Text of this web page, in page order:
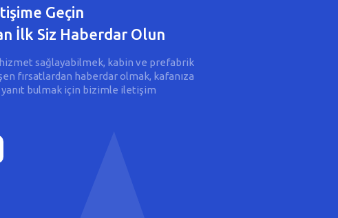
Geçin
İlk Siz Haberdar Olun
sağlayabilmek, kabin ve prefabrik
fırsatlardan haberdar olmak, kafanıza
yanıt bulmak için bizimle iletişim